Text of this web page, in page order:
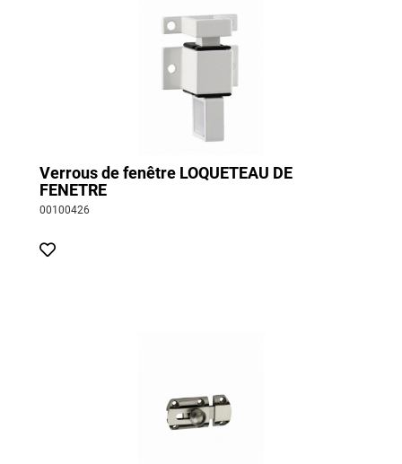
Verrous de fenêtre LOQUETEAU DE
FENETRE
00100426